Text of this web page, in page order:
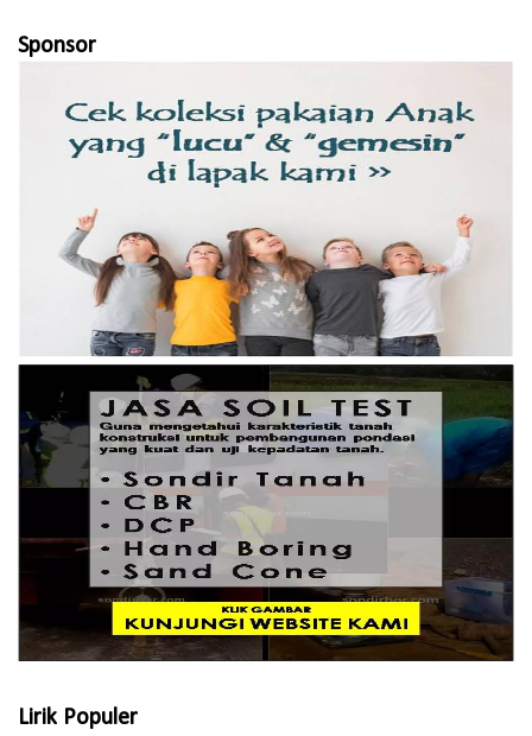
Sponsor
Lirik Populer